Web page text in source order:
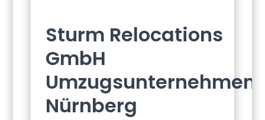
Sturm Relocations
GmbH
Umzugsunternehmen
Nürnberg